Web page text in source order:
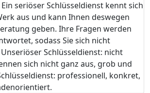
seriöser Schlüsseldienst kennt sich
aus und kann Ihnen deswegen
geben. Ihre Fragen werden
sodass Sie sich nicht
Schlüsseldienst: nicht
sich nicht ganz aus, grob und
professionell, konkret,